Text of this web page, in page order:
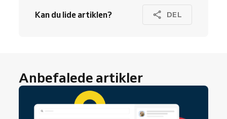
Kan du lide artiklen? DEL
Anbefalede artikler